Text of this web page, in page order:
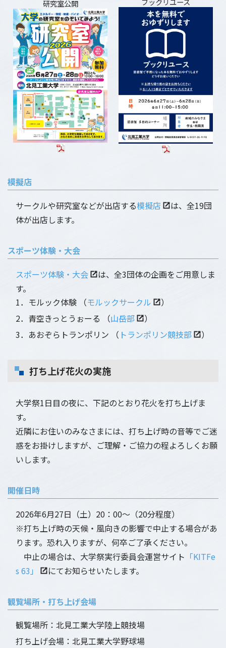
研究室公開
模擬店
サークルや研究室などが出店する模擬店
は、全19団
体が出店します。
スポーツ体験・大会
スポーツ体験・大会
は、全3団体の企画をご用意しま
す。
1．モルック体験 （モルックサークル
）
2．青空きっとうぉーる （山岳部
）
3．あおぞらトランポリン （ トランポリン競技部 ）
打ち上げ花火の実施
大学祭1日目の夜に、下記のとおり花火を打ち上げま
す。
近隣にお住いのみなさまには、打ち上げ時の音等でご迷
惑をお掛けしますが、ご理解・ご協力の程よろしくお願
いします。
開催日時
2026年6月27日（土）20：00～（20分程度）
※打ち上げ時の天候・風向きの影響で中止する場合があ
ります。恐れ入りますが、何卒ご了承ください。
中止の場合は、大学祭実行委員会運営サイト 「KITFe
s 63」
にてお知らせいたします。
観覧場所・打ち上げ会場
観覧場所：北見工業大学陸上競技場
打ち上げ会場：北見工業大学野球場